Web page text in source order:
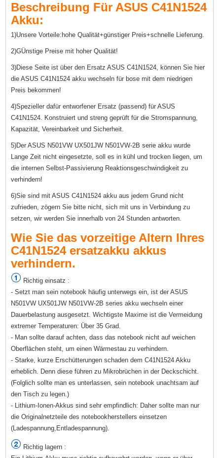
Beschreibung Für ASUS C41N1524
Akku:
1)Unsere Vorteile:hohe Qualität+günstiger Preis+schnelle Lieferung.
2)GÜnstige Preise mit hoher Qualität!
3)Diese Seite ist über den Ersatz ASUS C41N1524, können Sie hier
die ASUS C41N1524 akku wechseln für bose mit dem niedrigen
Preis bekommen!
4)Spezieller dafür entworfener Ersatz (passend) für ASUS
C41N1524. Konstruiert und streng geprüft für die Stromspannung,
Kapazität, Vereinbarkeit und Sicherheit.
5)Der ASUS N501VW UX501JW N501VW-2B serie akku wurde
Lange Zeit nicht eingesetzte, soll es in kühl und trocken liegen, um
die internen Selbst-Passivierung Reaktionsgeschwindigkeit zu
verhindern!
6)Sie sind mit ASUS C41N1524 akku aus jedem Grund nicht
zufrieden, zögern Sie bitte nicht, sich mit uns in Verbindung zu
setzen, wir werden Sie innerhalb von 24 Stunden antworten.
Wie Sie das vorzeitige Altern Ihres
C41N1524 ersatzakku akkus
verhindern.
Richtig einsatz :
- Setzt man sein notebook häufig unterwegs ein, ist der ASUS
N501VW UX501JW N501VW-2B series akku wechseln einer
Dauerbelastung ausgesetzt. Wichtigste Maxime ist die Vermeidung
extremer Temperaturen: Über 35 Grad.
- Man sollte darauf achten, dass das notebook nicht auf weichen
Oberflächen steht, um einen Wärmestau zu verhindern.
- Starke, kurze Erschütterungen schaden dem C41N1524 Akku
erheblich. Denn diese führen zu Mikrobrüchen in der Deckschicht.
(Folglich sollte man es unterlassen, sein notebook unachtsam auf
den Tisch zu legen.)
- Lithium-Ionen-Akkus sind sehr empfindlich: Daher sollte man nur
die Originalnetzteile des notebookherstellers einsetzen
(Ladespannung,Entladespannung).
Richtig lagern :